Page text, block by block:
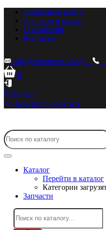
Сервисный центр
Доставка и оплата
О компании
Контакты
sale@zionstm.ru sale@...
0
Войти
Зарегистрироваться
Каталог
Перейти в каталог
Категории
Запчасти